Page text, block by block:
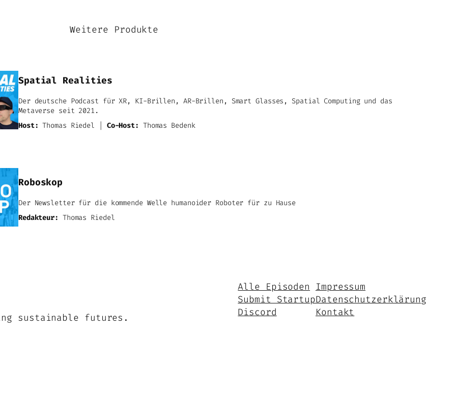
Weitere Produkte
Spatial Realities
Der deutsche Podcast für XR, KI-Brillen, AR-Brillen, Smart Glasses, Spatial Computing und das
Metaverse seit 2021.
Host: Thomas Riedel | Co-Host: Thomas Bedenk
Roboskop
Der Newsletter für die kommende Welle humanoider Roboter für zu Hause
Redakteur: Thomas Riedel
sustainable futures.
Alle Episoden
Submit Startup
Discord
Impressum
Datenschutzerklärung
Kontakt